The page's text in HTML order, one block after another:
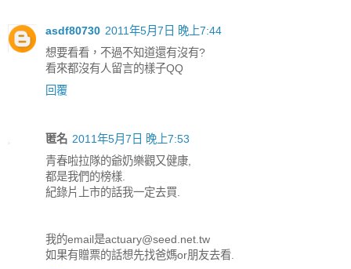
asdf80730 2011年5月7日 晚上7:44
想要看看，不過不知道還有沒有?
看來都沒有人留言的樣子QQ
回覆
匿名 2011年5月7日 晚上7:53
青春啦拉隊的爺奶樂觀又健康,
都是我們的榜樣.
紀錄片上市的話我一定去買.
我的email是actuary@seed.net.tw
如果有贈票的話想先找爸媽or朋友去看.